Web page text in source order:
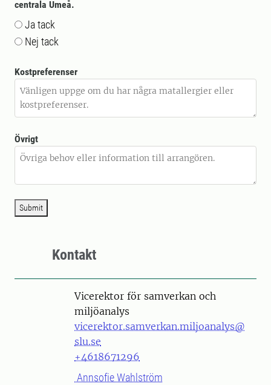
centrala Umeå.
Ja tack
Nej tack
Kostpreferenser
Övrigt
Submit
Kontakt
Vicerektor för samverkan och
miljöanalys
vicerektor.samverkan.miljoanalys@
slu.se
+4618671296
Annsofie Wahlström